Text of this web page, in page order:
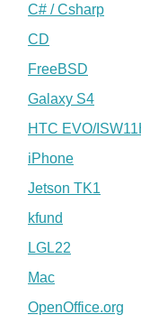
C# / Csharp
CD
FreeBSD
Galaxy S4
HTC EVO/
iPhone
Jetson TK1
kfund
LGL22
Mac
OpenOffice.org